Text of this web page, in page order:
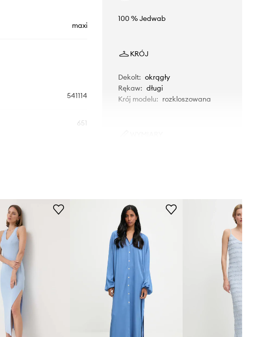
maxi
541114
651
100 % Jedwab
KRÓJ
Dekolt: okrągły
Rękaw: długi
Krój modelu: rozkloszowana
Zalecamy wybór rozmiaru, jaki nosisz
zazwyczaj.
Rozmiary prezentowane w sklepie
zostały przeliczone na standardową,
europejską tabelę rozmiarową. Na
metce dostarczonego produktu
znajduje się oryginalne oznaczenie
producenta.
Tabela rozmiarów